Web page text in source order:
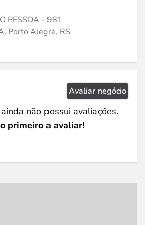
PESSOA - 981
Porto Alegre, RS
Avaliar negócio
não possui avaliações.
primeiro a avaliar!